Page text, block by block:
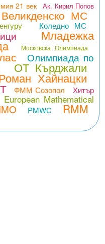
21 век Ак. Кирил Попов
Великденско МС
Коледно МС
Младежка
Московска Олимпиада
Олимпиада по
ОТ Кърджали
Хайнацки
ФММ Созопол
Хитър
European Mathematical
PMWC RMM